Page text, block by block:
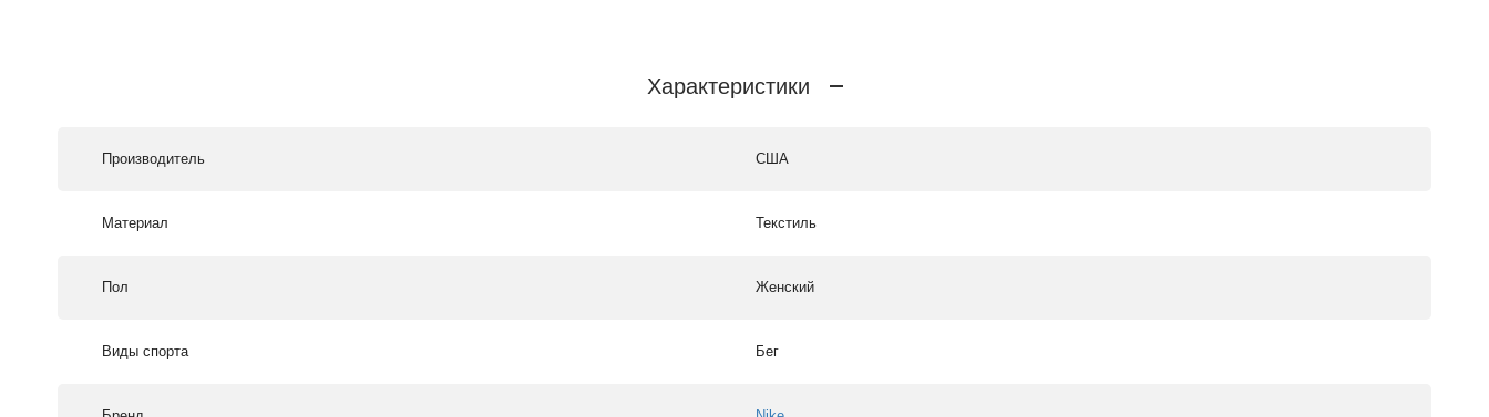
Характеристики
Производитель США
Материал Текстиль
Пол Женский
Виды спорта Бег